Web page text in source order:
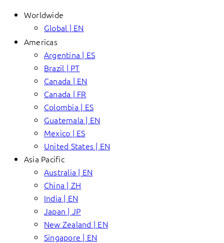
Worldwide
Global | EN
Americas
Argentina | ES
Brazil | PT
Canada | EN
Canada | FR
Colombia | ES
Guatemala | EN
Mexico | ES
United States | EN
Asia Pacific
Australia | EN
China | ZH
India | EN
Japan | JP
New Zealand | EN
Singapore | EN